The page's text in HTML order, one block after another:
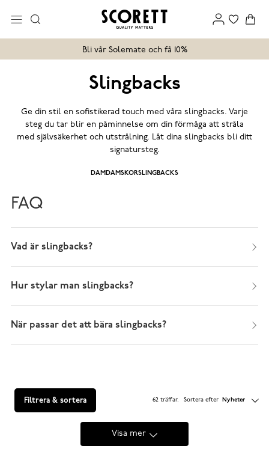
Bli vår Solemate och få 10%
Slingbacks
Ge din stil en sofistikerad touch med våra slingbacks. Varje
steg du tar blir en påminnelse om din förmåga att stråla
med självsäkerhet och utstrålning. Låt dina slingbacks bli ditt
signatursteg.
DAM DAMSKORSLINGBACKS
FAQ
Vad är slingbacks?
Hur stylar man slingbacks?
När passar det att bära slingbacks?
Filtrera & sortera 62 träffar. Sortera efter Nyheter
Visa mer